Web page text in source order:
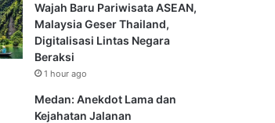
Wajah Baru Pariwisata ASEAN,
Malaysia Geser Thailand,
Digitalisasi Lintas Negara
Beraksi
1 hour ago
Medan: Anekdot Lama dan
Kejahatan Jalanan